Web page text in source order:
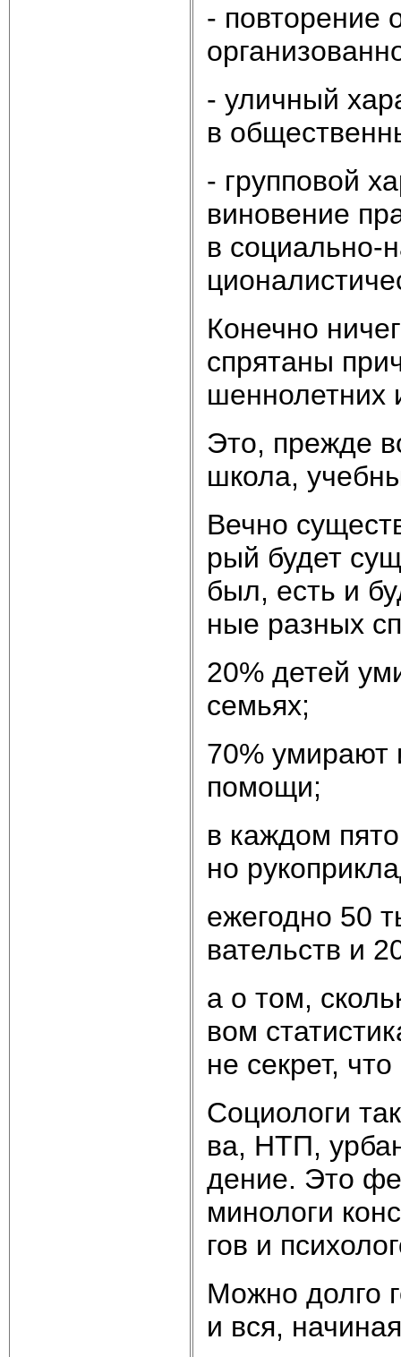
- по­вто­ре­ние
- улич­ный
в
- груп­по­вой
ви­но­ве­ние
в со­ци­аль­но-
Ко­неч­но
спря­та­ны
шен­но­лет­них
Это, пре­ж­де
шко­ла,
Веч­но
рый бу­дет
был, есть и
ные раз­ных
20% де­тей
семь­ях;
70% уми­ра­ют
по­мо­щи;
в ка­ж­дом
но
еже­год­но 50
ва­тельств и
а о том,
вом
не сек­рет,
Со­цио­ло­ги
ва, НТП,
де­ние. Это
ми­но­ло­ги
гов и
Мож­но дол­го
и вся,